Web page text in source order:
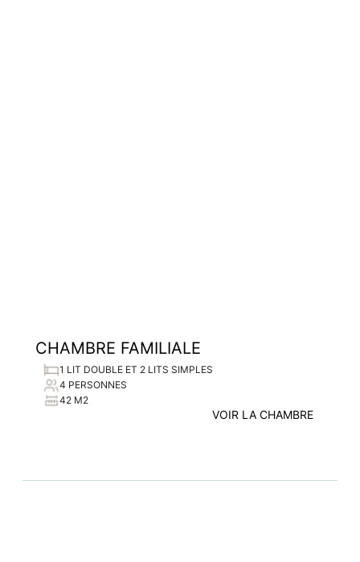
CHAMBRE FAMILIALE
1 LIT DOUBLE ET 2 LITS SIMPLES
4 PERSONNES
42 M2
VOIR LA CHAMBRE